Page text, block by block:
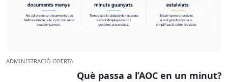
ADMINISTRACIÓ OBERTA
Què passa a l’AOC en un minut?